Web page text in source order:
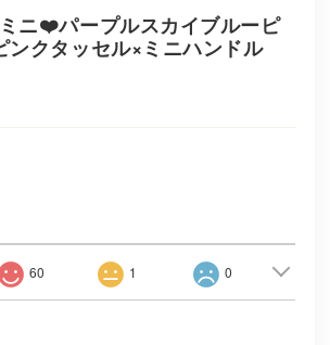
ニ❤️パープルスカイブルーピ
ンクタッセル×ミニハンドル
60 1 0